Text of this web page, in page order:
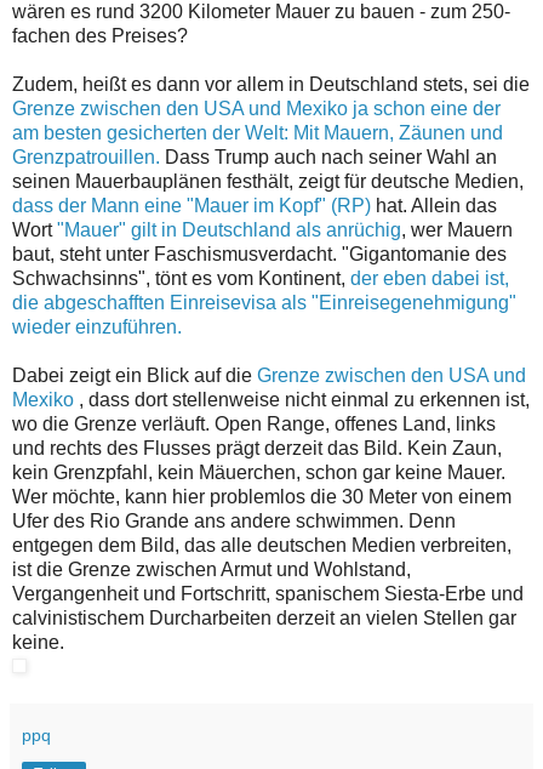
wären es rund 3200 Kilometer Mauer zu bauen - zum 250-
fachen des Preises?
Zudem, heißt es dann vor allem in Deutschland stets, sei die
Grenze zwischen den USA und Mexiko ja schon eine der
am besten gesicherten der Welt: Mit Mauern, Zäunen und
Grenzpatrouillen. Dass Trump auch nach seiner Wahl an
seinen Mauerbauplänen festhält, zeigt für deutsche Medien,
dass der Mann eine "Mauer im Kopf" (RP) hat. Allein das
Wort"Mauer" gilt in Deutschland als anrüchig, wer Mauern
baut, steht unter Faschismusverdacht. "Gigantomanie des
Schwachsinns", tönt es vom Kontinent, der eben dabei ist,
die abgeschafften Einreisevisa als "Einreisegenehmigung"
wieder einzuführen.
Dabei zeigt ein Blick auf die Grenze zwischen den USA und
Mexiko , dass dort stellenweise nicht einmal zu erkennen ist,
wo die Grenze verläuft. Open Range, offenes Land, links
und rechts des Flusses prägt derzeit das Bild. Kein Zaun,
kein Grenzpfahl, kein Mäuerchen, schon gar keine Mauer.
Wer möchte, kann hier problemlos die 30 Meter von einem
Ufer des Rio Grande ans andere schwimmen. Denn
entgegen dem Bild, das alle deutschen Medien verbreiten,
ist die Grenze zwischen Armut und Wohlstand,
Vergangenheit und Fortschritt, spanischem Siesta-Erbe und
calvinistischem Durcharbeiten derzeit an vielen Stellen gar
keine.
ppq